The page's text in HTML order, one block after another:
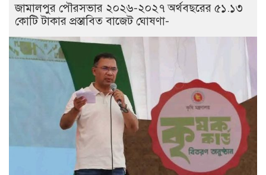
জামালপুর পৌরসভার ২০২৬-২০২৭ অর্থবছরের ৫১.১৩
কোটি টাকার প্রস্তাবিত বাজেট ঘোষণা-